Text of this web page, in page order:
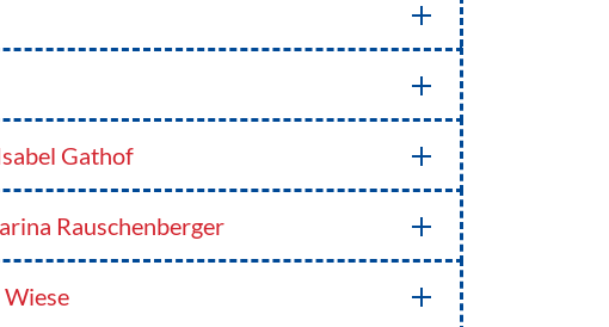
Gathof
Rauschenberger